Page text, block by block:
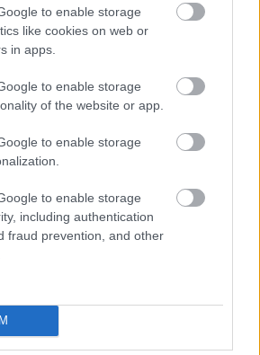
to enable storage
like cookies on web or
in apps.
to enable storage
of the website or app.
to enable storage
to enable storage
including authentication
fraud prevention, and other
903 × 1 102 mm
vrátane presahu strechy (š. ×
mm
(š. × v.): 1 850 × 1 080 mm
2,09 m2
0,26 mm
0,26 mm
strechy: 1 892 mm
0 m2
pozinkovaný plech,